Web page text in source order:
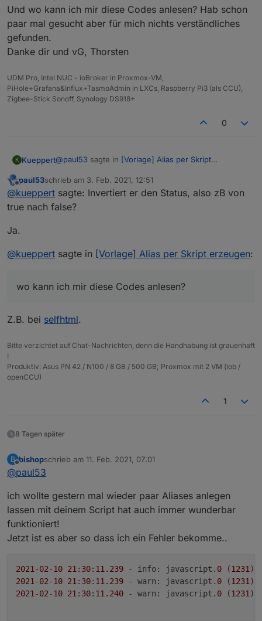
    "state": 1636,
    "ownerGroup": "system.group.administrator"
  }
Und wo kann ich mir diese Codes anlesen? Hab schon
paar mal gesucht aber für mich nichts verständliches
gefunden.
Danke dir und vG, Thorsten
UDM Pro, Intel NUC - ioBroker in Proxmox-VM,
PiHole+Grafana&Influx+TasmoAdmin in LXCs, Raspberry Pi3 (als CCU),
Zigbee-Stick Sonoff, Synology DS918+
0
K Kueppert@paul53 sagte in [Vorlage] Alias per Skript
"!val"
schon paar mal gesucht aber für mich nichts
Offline
paul53schrieb am 3. Feb. 2021, 12:51
zuletzt editiert von
@kueppert sagte: Invertiert er den Status, also zB von
true nach false?
Ja.
@kueppert sagte in [Vorlage] Alias per Skript erzeugen:
wo kann ich mir diese Codes anlesen?
Z.B. bei selfhtml.
Bitte verzichtet auf Chat-Nachrichten, denn die Handhabung ist grauenhaft
!
Produktiv: Asus PN 42 / N100 / 8 GB / 500 GB; Proxmox mit 2 VM (iob /
openCCU)
1
8 Tagen später
B
Offline
bishopschrieb am 11. Feb. 2021, 07:01
zuletzt editiert von
@paul53
ich wollte gestern mal wieder paar Aliases anlegen
lassen mit deinem Script hat auch immer wunderbar
funktioniert!
Jetzt ist es aber so dass ich ein Fehler bekomme..
2021-02-10 21: 30: 11.239 - info: javascript. 0 (1231)
2021-02-10 21: 30: 11.239 - warn: javascript. 0 (1231)
2021-02-10 21: 30: 11.240 - warn: javascript. 0 (1231)